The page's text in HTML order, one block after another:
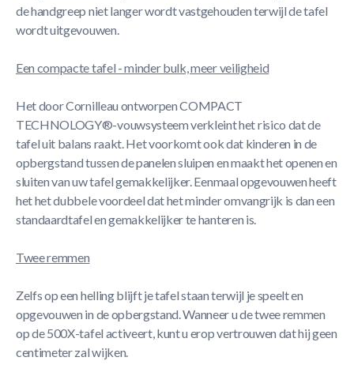
de handgreep niet langer wordt vastgehouden terwijl de tafel
wordt uitgevouwen.
Een compacte tafel - minder bulk, meer veiligheid
Het door Cornilleau ontworpen COMPACT
TECHNOLOGY®-vouwsysteem verkleint het risico dat de
tafel uit balans raakt. Het voorkomt ook dat kinderen in de
opbergstand tussen de panelen sluipen en maakt het openen en
sluiten van uw tafel gemakkelijker. Eenmaal opgevouwen heeft
het het dubbele voordeel dat het minder omvangrijk is dan een
standaardtafel en gemakkelijker te hanteren is.
Twee remmen
Zelfs op een helling blijft je tafel staan ​​terwijl je speelt en
opgevouwen in de opbergstand. Wanneer u de twee remmen
op de 500X-tafel activeert, kunt u erop vertrouwen dat hij geen
centimeter zal wijken.